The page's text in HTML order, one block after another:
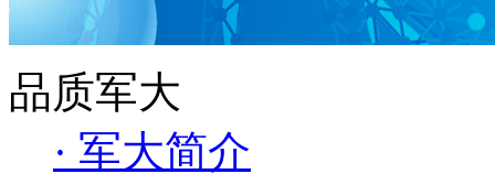
品质军大
· 军大简介